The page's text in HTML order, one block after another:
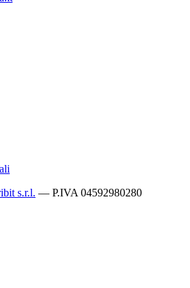
s.r.l. — P.IVA 04592980280